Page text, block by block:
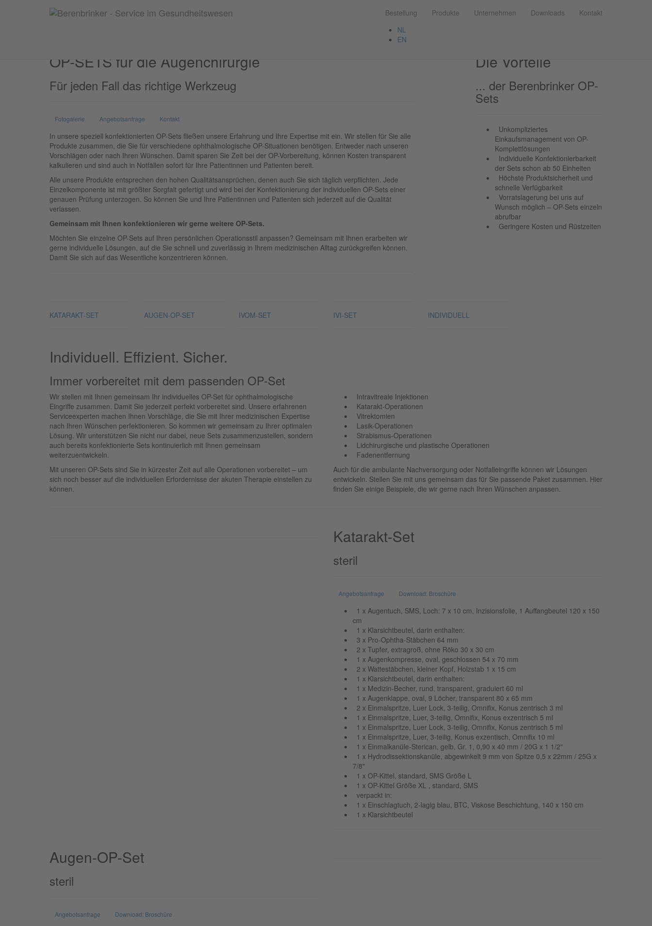
Bestellung Produkte Unternehmen Downloads
Kontakt
NL
EN
OP-SETS für die Augenchirurgie
Für jeden Fall das richtige Werkzeug
Fotogalerie Angebotsanfrage Kontakt
In unsere speziell konfektionierten OP-Sets fließen unsere Erfahrung und Ihre Expertise mit ein. Wir stellen für Sie alle
Produkte zusammen, die Sie für verschiedene ophthalmologische OP-Situationen benötigen. Entweder nach unseren
Vorschlägen oder nach Ihren Wünschen. Damit sparen Sie Zeit bei der OP-Vorbereitung, können Kosten transparent
kalkulieren und sind auch in Notfällen sofort für Ihre Patientinnen und Patienten bereit.
Alle unsere Produkte entsprechen den hohen Qualitätsansprüchen, denen auch Sie sich täglich verpflichten. Jede
Einzelkomponente ist mit größter Sorgfalt gefertigt und wird bei der Konfektionierung der individuellen OP-Sets einer
genauen Prüfung unterzogen. So können Sie und Ihre Patientinnen und Patienten sich jederzeit auf die Qualität
verlassen.
Gemeinsam mit Ihnen konfektionieren wir gerne weitere OP-Sets.
Möchten Sie einzelne OP-Sets auf Ihren persönlichen Operationsstil anpassen? Gemeinsam mit Ihnen erarbeiten wir
gerne individuelle Lösungen, auf die Sie schnell und zuverlässig in Ihrem medizinischen Alltag zurückgreifen können.
Damit Sie sich auf das Wesentliche konzentrieren können.
Die Vorteile
... der Berenbrinker OP-
Sets
Unkompliziertes
Einkaufsmanagement von OP-
Komplettlösungen
Individuelle Konfektionierbarkeit
der Sets schon ab 50 Einheiten
Höchste Produktsicherheit und
schnelle Verfügbarkeit
Vorratslagerung bei uns auf
Wunsch möglich – OP-Sets einzeln
abrufbar
Geringere Kosten und Rüstzeiten
KATARAKT-SET AUGEN-OP-SET IVOM-SET IVI-SET INDIVIDUELL
Individuell. Effizient. Sicher.
Immer vorbereitet mit dem passenden OP-Set
Wir stellen mit Ihnen gemeinsam Ihr individuelles OP-Set für ophthalmologische
Eingriffe zusammen. Damit Sie jederzeit perfekt vorbereitet sind. Unsere erfahrenen
Serviceexperten machen Ihnen Vorschläge, die Sie mit Ihrer medizinischen Expertise
nach Ihren Wünschen perfektionieren. So kommen wir gemeinsam zu Ihrer optimalen
Lösung. Wir unterstützen Sie nicht nur dabei, neue Sets zusammenzustellen, sondern
auch bereits konfektionierte Sets kontinuierlich mit Ihnen gemeinsam
weiterzuentwickeln.
Mit unseren OP-Sets sind Sie in kürzester Zeit auf alle Operationen vorbereitet – um
sich noch besser auf die individuellen Erfordernisse der akuten Therapie einstellen zu
können.
Intravitreale Injektionen
Katarakt-Operationen
Vitrektomien
Lasik-Operationen
Strabismus-Operationen
Lidchirurgische und plastische Operationen
Fadenentfernung
Auch für die ambulante Nachversorgung oder Notfalleingriffe können wir Lösungen
entwickeln. Stellen Sie mit uns gemeinsam das für Sie passende Paket zusammen. Hier
finden Sie einige Beispiele, die wir gerne nach Ihren Wünschen anpassen.
Katarakt-Set
steril
Angebotsanfrage Download: Broschüre
1 x Augentuch, SMS, Loch: 7 x 10 cm, Inzisionsfolie, 1 Auffangbeutel 120 x 150
cm
1 x Klarsichtbeutel, darin enthalten:
3 x Pro-Ophtha-Stäbchen 64 mm
2 x Tupfer, extragroß, ohne Röko 30 x 30 cm
1 x Augenkompresse, oval, geschlossen 54 x 70 mm
2 x Wattestäbchen, kleiner Kopf, Holzstab 1 x 15 cm
1 x Klarsichtbeutel, darin enthalten:
1 x Medizin-Becher, rund, transparent, graduiert 60 ml
1 x Augenklappe, oval, 9 Löcher, transparent 80 x 65 mm
2 x Einmalspritze, Luer Lock, 3-teilig, Omnifix, Konus zentrisch 3 ml
1 x Einmalspritze, Luer, 3-teilig, Omnifix, Konus exzentrisch 5 ml
1 x Einmalspritze, Luer Lock, 3-teilig, Omnifix, Konus zentrisch 5 ml
1 x Einmalspritze, Luer, 3-teilig, Konus exzentisch, Omnifix 10 ml
1 x Einmalkanüle-Sterican, gelb, Gr. 1, 0,90 x 40 mm / 20G x 1 1/2"
1 x Hydrodissektionskanüle, abgewinkelt 9 mm von Spitze 0,5 x 22mm / 25G x
7/8"
1 x OP-Kittel, standard, SMS Größe L
1 x OP-Kittel Größe XL , standard, SMS
verpackt in:
1 x Einschlagtuch, 2-lagig blau, BTC, Viskose Beschichtung, 140 x 150 cm
1 x Klarsichtbeutel
Augen-OP-Set
steril
Angebotsanfrage Download: Broschüre